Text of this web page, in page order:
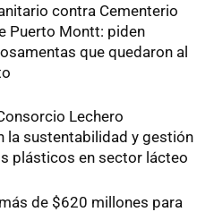
contra Cementerio
Puerto Montt: piden
que quedaron al
Lechero
la sustentabilidad y gestión
plásticos en sector lácteo
de $620 millones para